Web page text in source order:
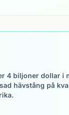
4 biljoner dollar i
hävstång på